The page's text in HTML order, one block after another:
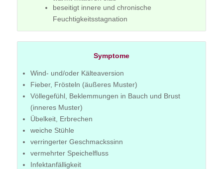
beseitigt innere und chronische
Feuchtigkeitsstagnation
Symptome
Wind- und/oder Kälteaversion
Fieber, Frösteln (äußeres Muster)
Völlegefühl, Beklemmungen in Bauch und Brust
(inneres Muster)
Übelkeit, Erbrechen
weiche Stühle
verringerter Geschmackssinn
vermehrter Speichelfluss
Infektanfälligkeit